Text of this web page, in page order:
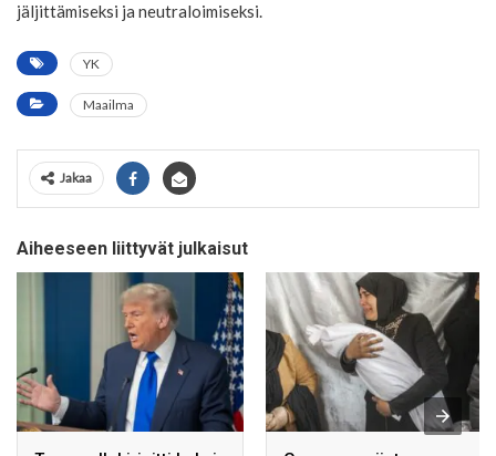
jäljittämiseksi ja neutraloimiseksi.
YK
Maailma
Jakaa
Aiheeseen liittyvät julkaisut